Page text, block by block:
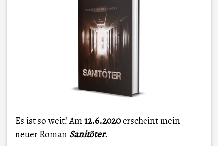
Es ist so weit! Am12.6.2020erscheint mein
neuer Roman Sanitöter.